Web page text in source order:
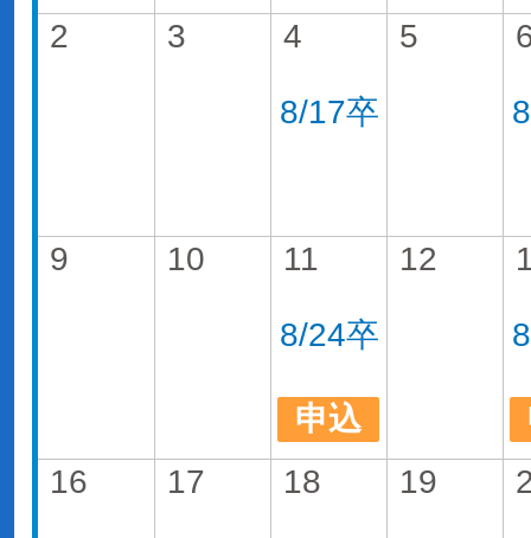
2 3 4
8/17卒
5
9 10 11
8/24卒
申込
12
16
17 18 19